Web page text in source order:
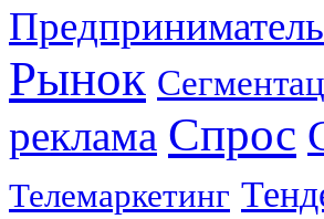
Рынок
реклама Спрос
Телемаркетинг